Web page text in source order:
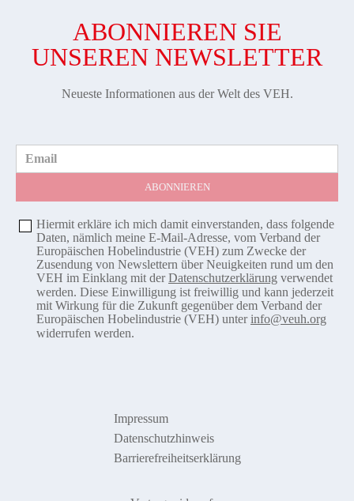
ABONNIEREN SIE
UNSEREN NEWSLETTER
Neueste Informationen aus der Welt des VEH.
Email
Hiermit erkläre ich mich damit einverstanden, dass folgende
Daten, nämlich meine E-Mail-Adresse, vom Verband der
Europäischen Hobelindustrie (VEH) zum Zwecke der
Zusendung von Newslettern über Neuigkeiten rund um den
VEH im Einklang mit derDatenschutzerklärung verwendet
werden. Diese Einwilligung ist freiwillig und kann jederzeit
mit Wirkung für die Zukunft gegenüber dem Verband der
Europäischen Hobelindustrie (VEH) unterinfo@veuh.org
widerrufen werden.
Impressum
Datenschutzhinweis
Barrierefreiheitserklärung